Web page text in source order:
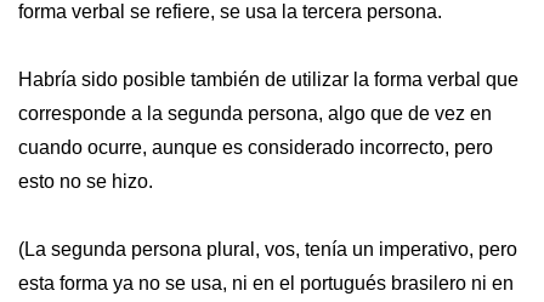
forma verbal se refiere, se usa la tercera persona.
Habría sido posible también de utilizar la forma verbal que
corresponde a la segunda persona, algo que de vez en
cuando ocurre, aunque es considerado incorrecto, pero
esto no se hizo.
(La segunda persona plural, vos, tenía un imperativo, pero
esta forma ya no se usa, ni en el portugués brasilero ni en